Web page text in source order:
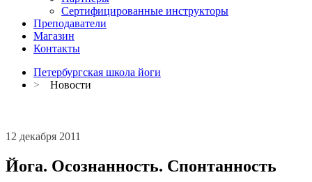
Сертифицированные инструкторы
Преподаватели
Магазин
Контакты
Петербургская школа йоги
>
Новости
12 декабря 2011
Йога. Осознанность. Спонтанность